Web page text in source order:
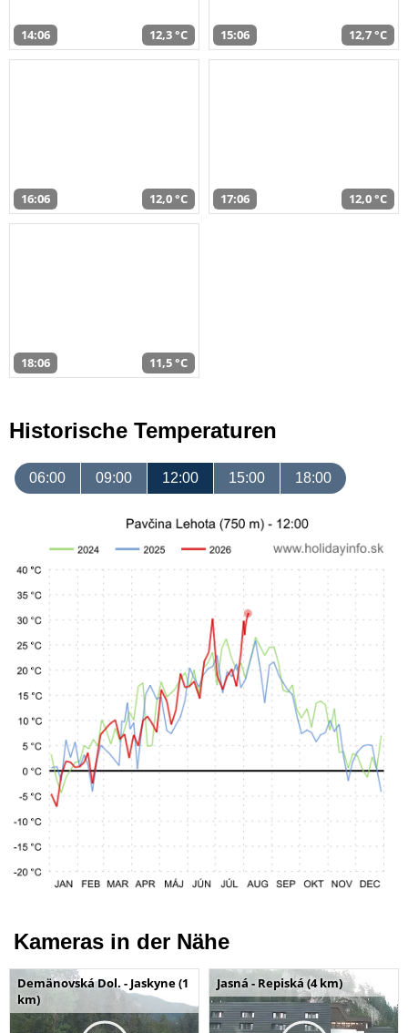
14:06 12,3 °C 15:06 12,7 °C
16:06 12,0 °C 17:06 12,0 °C
18:06 11,5 °C
Historische Temperaturen
06:00 09:00 12:00 15:00 18:00
Kameras in der Nähe
Demänovská Dol. - Jaskyne (1
km)
Jasná - Repiská (4 km)